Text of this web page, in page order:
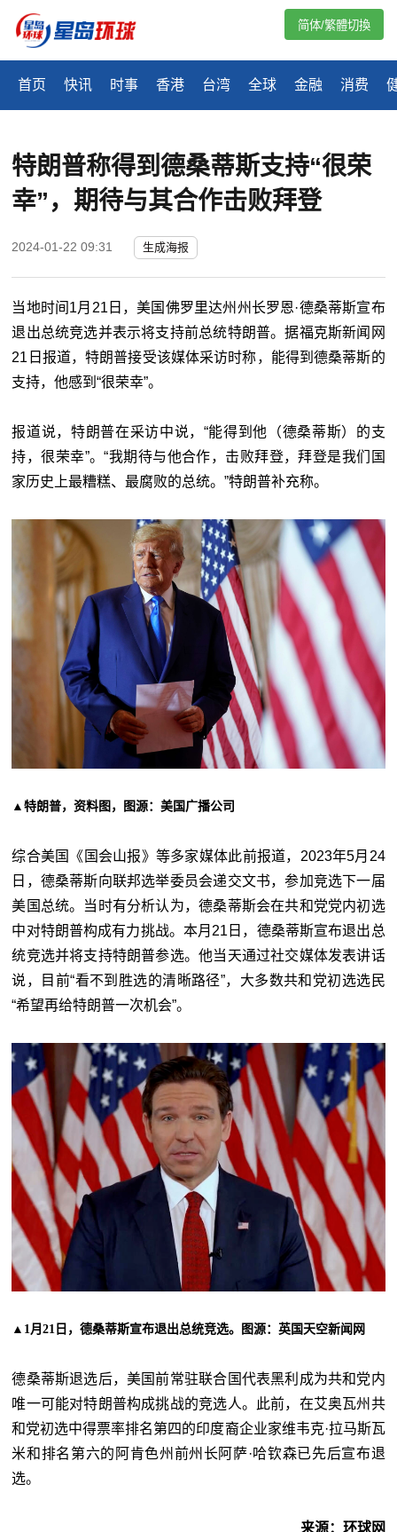
首页 快讯 时事 香港 台湾 全球 金融 消费
简体/繁體切換
特朗普称得到德桑蒂斯支持“很荣
幸”，期待与其合作击败拜登
2024-01-22 09:31 生成海报
当地时间1月21日，美国佛罗里达州州长罗恩·德桑蒂斯宣布
退出总统竞选并表示将支持前总统特朗普。据福克斯新闻网
21日报道，特朗普接受该媒体采访时称，能得到德桑蒂斯的
支持，他感到“很荣幸”。
报道说，特朗普在采访中说，“能得到他（德桑蒂斯）的支
持，很荣幸”。“我期待与他合作，击败拜登，拜登是我们国
家历史上最糟糕、最腐败的总统。”特朗普补充称。
▲特朗普，资料图，图源：美国广播公司
综合美国《国会山报》等多家媒体此前报道，2023年5月24
日，德桑蒂斯向联邦选举委员会递交文书，参加竞选下一届
美国总统。当时有分析认为，德桑蒂斯会在共和党党内初选
中对特朗普构成有力挑战。本月21日，德桑蒂斯宣布退出总
统竞选并将支持特朗普参选。他当天通过社交媒体发表讲话
说，目前“看不到胜选的清晰路径”，大多数共和党初选选民
“希望再给特朗普一次机会”。
▲1月21日，德桑蒂斯宣布退出总统竞选。图源：英国天空新闻网
德桑蒂斯退选后，美国前常驻联合国代表黑利成为共和党内
唯一可能对特朗普构成挑战的竞选人。此前，在艾奥瓦州共
和党初选中得票率排名第四的印度裔企业家维韦克·拉马斯瓦
米和排名第六的阿肯色州前州长阿萨·哈钦森已先后宣布退
选。
来源：环球网